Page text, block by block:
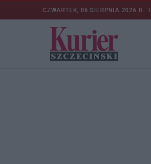
CZWARTEK, 06 SIERPNIA 2026 R.